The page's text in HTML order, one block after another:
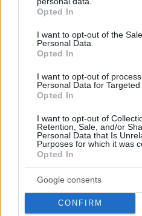
grant or deny consent to
use your data for below
consent section.
Opted In
I want to opt-out of the
Personal Data.
Opted In
I want to opt-out of
Personal Data for Targeted
Opted In
I want to opt-out of
Retention, Sale, and/or
Personal Data that Is
Purposes for which it was
Opted In
Google consents
CONFIRM
Divatos rózsaszín,
réz színárnyalatok
háromszobás